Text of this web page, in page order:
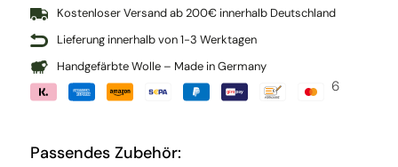
purple
purple
Kostenloser Versand ab 200€ innerhalb Deutschland
Lieferung innerhalb von 1-3 Werktagen
Handgefärbte Wolle – Made in Germany
6
Passendes Zubehör: